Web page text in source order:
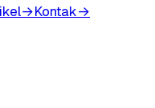
→Kontak→